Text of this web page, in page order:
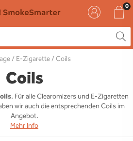
/E-Zigarette/ Coils
Coils
. Für alle Clearomizers und E-Zigaretten
wir auch die entsprechenden Coils im
Angebot.
Mehr Info